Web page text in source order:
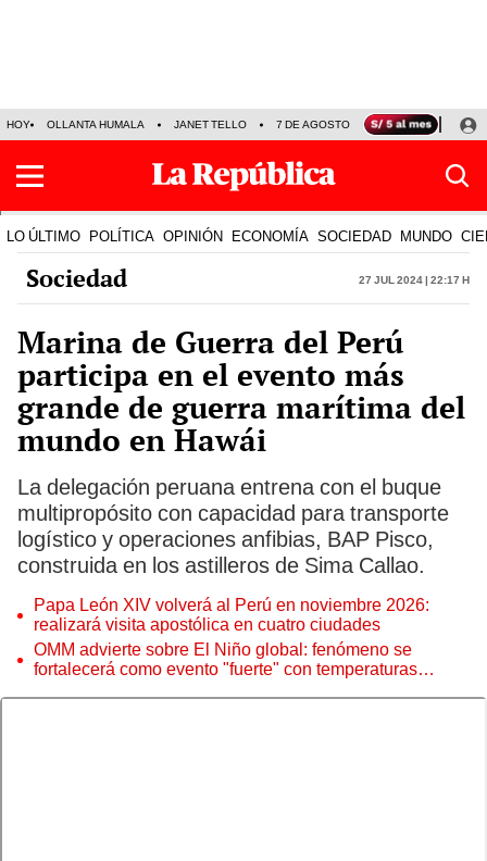
HOY OLLANTA HUMALA JANET TELLO 7 DE AGOSTO TINKA RESULTADOS
LO ÚLTIMO POLÍTICA OPINIÓN ECONOMÍA SOCIEDAD MUNDO
Sociedad 27 Jul 2024 | 22:17 h
Marina de Guerra del Perú
participa en el evento más
grande de guerra marítima del
mundo en Hawái
La delegación peruana entrena con el buque
multipropósito con capacidad para transporte
logístico y operaciones anfibias, BAP Pisco,
construida en los astilleros de Sima Callao.
Papa León XIV volverá al Perú en noviembre 2026:
realizará visita apostólica en cuatro ciudades
OMM advierte sobre El Niño global: fenómeno se
fortalecerá como evento "fuerte" con temperaturas